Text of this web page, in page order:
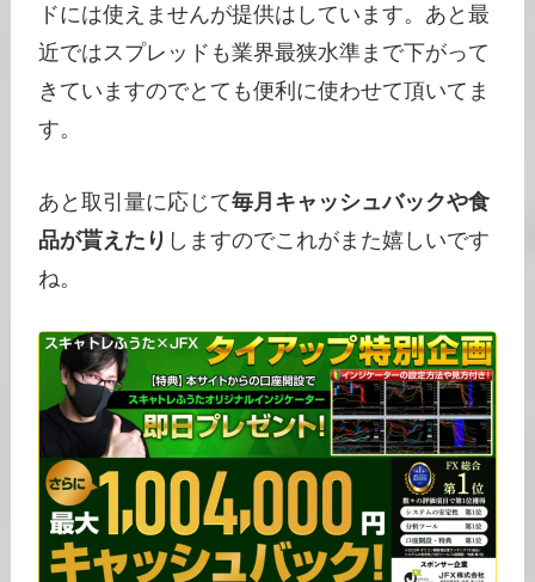
ドには使えませんが提供はしています。あと最
近ではスプレッドも業界最狭水準まで下がって
きていますのでとても便利に使わせて頂いてま
す。
あと取引量に応じて毎月キャッシュバックや食
品が貰えたり しますのでこれがまた嬉しいです
ね。